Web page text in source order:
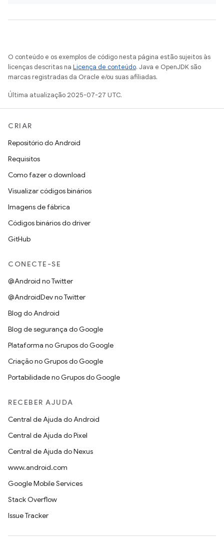
O conteúdo e os exemplos de código nesta página estão sujeitos às
licenças descritas na Licença de conteúdo. Java e OpenJDK são
marcas registradas da Oracle e/ou suas afiliadas.
Última atualização 2025-07-27 UTC.
CRIAR
Repositório do Android
Requisitos
Como fazer o download
Visualizar códigos binários
Imagens de fábrica
Códigos binários do driver
GitHub
CONECTE-SE
@Android no Twitter
@AndroidDev no Twitter
Blog do Android
Blog de segurança do Google
Plataforma no Grupos do Google
Criação no Grupos do Google
Portabilidade no Grupos do Google
RECEBER AJUDA
Central de Ajuda do Android
Central de Ajuda do Pixel
Central de Ajuda do Nexus
www.android.com
Google Mobile Services
Stack Overflow
Issue Tracker